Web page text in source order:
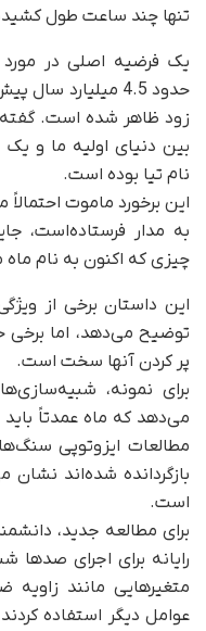
تنها چند ساعت طول
یک فرضیه اصلی در
حدود 4.5
زود ظاهر شده است.
بین دنیای اولیه ما و
نام تیا بوده است.
این برخورد ماموت
به مدار ‌فرستاده‌است،
چیزی که اکنون به نام
این داستان برخی از
توضیح می‌دهد، اما برخی
پر کردن آنها سخت است.
برای نمونه،
می‌دهد که ماه عمدتاً باید
مطالعات ایزوتوپی
بازگردانده شده‌اند
است.
برای مطالعه جدید،
رایانه برای اجرای صدها
متغیرهایی مانند
عوامل دیگر استفاده